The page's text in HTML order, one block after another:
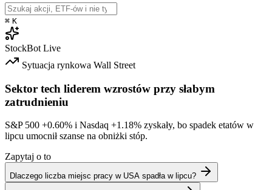
⌘ K
StockBot Live
Sytuacja rynkowa Wall Street
Sektor tech liderem wzrostów przy słabym
zatrudnieniu
S&P 500 +0.60% i Nasdaq +1.18% zyskały, bo spadek etatów w
lipcu umocnił szanse na obniżki stóp.
Zapytaj o to
Dlaczego liczba miejsc pracy w USA spadła w lipcu?